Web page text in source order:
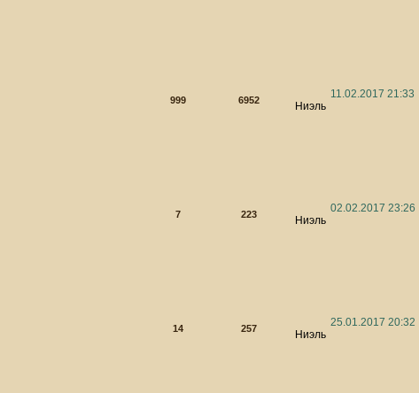
999 6952 11.02.2017 21:33
Ниэль
7 223 02.02.2017 23:26
Ниэль
14 257 25.01.2017 20:32
Ниэль